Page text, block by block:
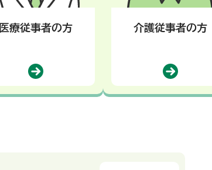
医療従事者の方 介護従事者の方